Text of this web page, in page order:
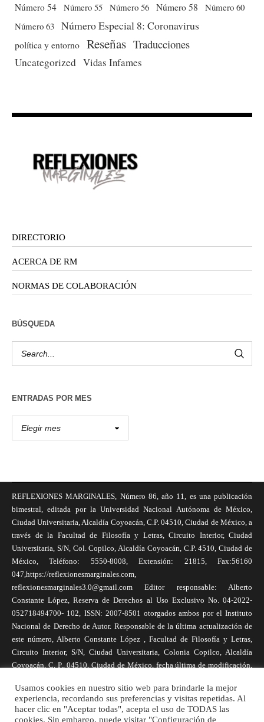
Número 54 Número 55 Número 56 Número 58
Número 60
Número 63 Número Especial 8: Coronavirus
política y entorno Reseñas Traducciones
Uncategorized Vidas Infames
DIRECTORIO
ACERCA DE RM
NORMAS DE COLABORACIÓN
BÚSQUEDA
ENTRADAS POR MES
REFLEXIONES MARGINALES, Número 86, año 11, es una publicación
bimestral, editada por la Universidad Nacional Autónoma de México,
Ciudad Universitaria, Alcaldía Coyoacán, C.P. 04510, Ciudad de México, a
través de la Facultad de Filosofía y Letras, Circuito Interior, Ciudad
Universitaria, S/N, Col. Copilco, Alcaldía Coyoacán, C.P. 4510, Ciudad de
México, Teléfono: 5550-8008, Extensión: 21815, Fax:56160
047,https://reflexionesmarginales.com,
reflexionesmarginales3.0@gmail.com Editor responsable: Alberto
Constante López, Reserva de Derechos al Uso Exclusivo No. 04-2022-
052718494700- 102, ISSN: 2007-8501 otorgados ambos por el Instituto
Nacional de Derecho de Autor. Responsable de la última actualización de
este número, Alberto Constante López , Facultad de Filosofía y Letras,
Circuito Interior, S/N, Ciudad Universitaria, Colonia Copilco, Alcaldía
Coyoacán, C. P., 04510, Ciudad de México, fecha última de modificación,
necesariamente reflejan la postura de la revista, ni de Universidad Nacional
Autónoma de México. Los autores son responsables de los contenidos de
sus artículos. Se autoriza la reproducción total o parcial de los textos aquí
Usamos cookies en nuestro sitio web para brindarle la mejor
experiencia, recordando sus preferencias y visitas repetidas. Al
hacer clic en "Aceptar todas", acepta el uso de TODAS las
cookies. Sin embargo, puede visitar "Configuración de